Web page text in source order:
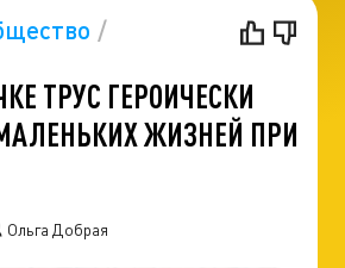
ТРУС ГЕРОИЧЕСКИ
ЖИЗНЕЙ ПРИ
Ольга Добрая